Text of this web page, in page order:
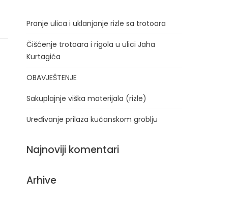
Pranje ulica i uklanjanje rizle sa trotoara
Čišćenje trotoara i rigola u ulici Jaha
Kurtagića
OBAVJEŠTENJE
Sakuplajnje viška materijala (rizle)
Uređivanje prilaza kučanskom groblju
Najnoviji komentari
Arhive